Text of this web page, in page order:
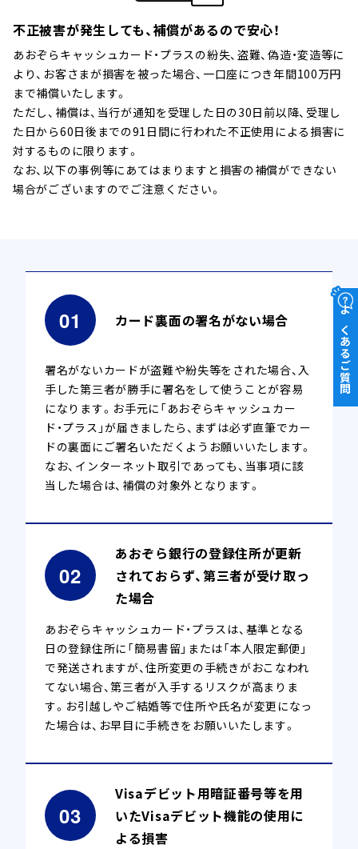
不正被害が発生しても、補償があるので安心！
あおぞらキャッシュカード・プラスの紛失、盗難、偽造・変造等に
より、お客さまが損害を被った場合、一口座につき年間100万円
まで補償いたします。
ただし、補償は、当行が通知を受理した日の30日前以降、受理し
た日から60日後までの91日間に行われた不正使用による損害に
対するものに限ります。
なお、以下の事例等にあてはまりますと損害の補償ができない
場合がございますのでご注意ください。
カード裏面の署名がない場合
署名がないカードが盗難や紛失等をされた場合、入
手した第三者が勝手に署名をして使うことが容易
になります。お手元に「あおぞらキャッシュカー
ド・プラス」が届きましたら、まずは必ず直筆でカー
ドの裏面にご署名いただくようお願いいたします。
なお、インターネット取引であっても、当事項に該
当した場合は、補償の対象外となります。
あおぞら銀行の登録住所が更新
されておらず、第三者が受け取っ
た場合
あおぞらキャッシュカード・プラスは、基準となる
日の登録住所に「簡易書留」または「本人限定郵便」
で発送されますが、住所変更の手続きがおこなわれ
てない場合、第三者が入手するリスクが高まりま
す。お引越しやご結婚等で住所や氏名が変更になっ
た場合は、お早目に手続きをお願いいたします。
Visaデビット用暗証番号等を用
いたVisaデビット機能の使用に
よる損害
よくあるご質問